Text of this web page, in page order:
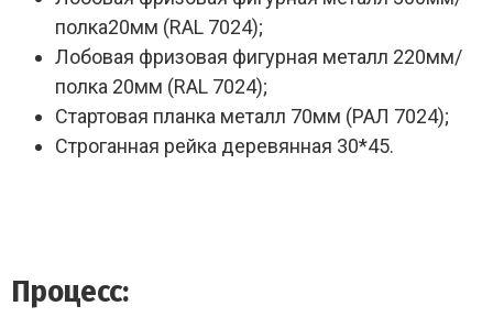
полка20мм (RAL 7024);
Лобовая фризовая фигурная металл 220мм/
полка 20мм (RAL 7024);
Стартовая планка металл 70мм (РАЛ 7024);
Строганная рейка деревянная 30*45.
Процесс: